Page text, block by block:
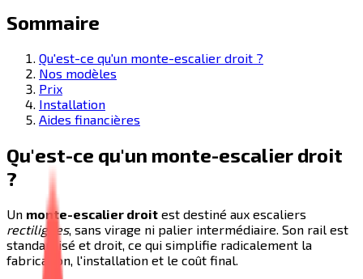
Sommaire
Qu'est-ce qu'un monte-escalier droit ?
Nos modèles
Prix
Installation
Aides financières
Qu'est-ce qu'un monte-escalier droit
?
Un monte-escalier droit est destiné aux escaliers
rectilignes, sans virage ni palier intermédiaire. Son rail est
standardisé et droit, ce qui simplifie radicalement la
fabrication, l'installation et le coût final.